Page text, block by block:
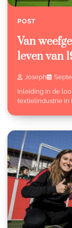
POST
Van
leven van
Joseph
Inleiding In de
textielindustrie in